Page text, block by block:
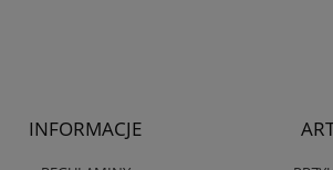
INFORMACJE